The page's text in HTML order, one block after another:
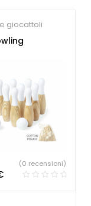
giocattoli
(0 recensioni)